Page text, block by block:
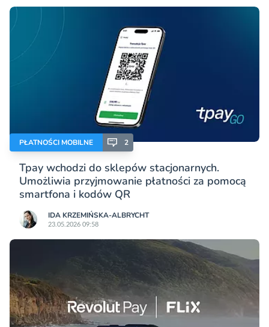
PŁATNOŚCI MOBILNE 2
Tpay wchodzi do sklepów stacjonarnych.
Umożliwia przyjmowanie płatności za pomocą
smartfona i kodów QR
IDA KRZEMIŃSKA-ALBRYCHT
23.05.2026 09:58